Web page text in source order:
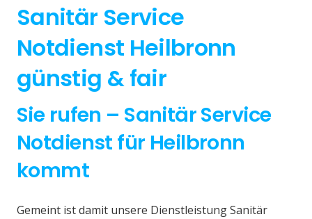
Sanitär Service
Notdienst Heilbronn
günstig & fair
Sie rufen – Sanitär Service
Notdienst für Heilbronn
kommt
Gemeint ist damit unsere Dienstleistung Sanitär